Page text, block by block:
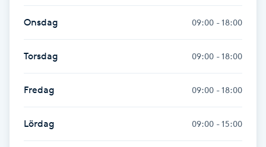
Onsdag 09:00 - 18:00
Torsdag 09:00 - 18:00
Fredag 09:00 - 18:00
Lördag 09:00 - 15:00